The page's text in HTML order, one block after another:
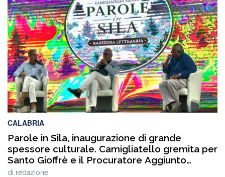
portato nell’entroterra calabrese autorevoli protagonisti
della cultura italiana e internazionale, anche per
quest’annoLYRIKS – Laboratorio Interdisciplinare […]
CALABRIA
Parole in Sila, inaugurazione di grande
spessore culturale. Camigliatello gremita per
Santo Gioffrè e il Procuratore Aggiunto
Stefano Musolino
di redazione